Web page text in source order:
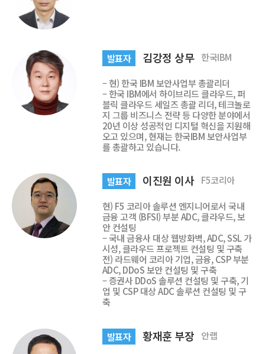
발표자 김강정 상무 한국IBM
– 현) 한국 IBM 보안사업부 총괄리더
– 한국 IBM에서 하이브리드 클라우드, 퍼
블릭 클라우드 세일즈 총괄 리더, 테크놀로
지 그룹 비즈니스 전략 등 다양한 분야에서
20년 이상 성공적인 디지털 혁신을 지원해
오고 있으며, 현재는 한국IBM 보안사업부
를 총괄하고 있습니다.
발표자 이진원 이사 F5코리아
현) F5 코리아 솔루션 엔지니어로서 국내
금융 고객 (BFSI) 부분 ADC, 클라우드, 보
안 컨설팅
– 국내 금융사 대상 웹방화벽, ADC, SSL 가
시성, 클라우드 프로젝트 컨설팅 및 구축
전) 라드웨어 코리아 기업, 금융, CSP 부분
ADC, DDoS 보안 컨설팅 및 구축
– 증권사 DDoS 솔루션 컨설팅 및 구축, 기
업 및 CSP 대상 ADC 솔루션 컨설팅 및 구
축
발표자 황재훈 부장 안랩